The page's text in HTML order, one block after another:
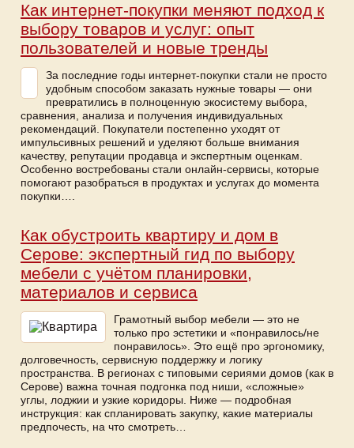
Как интернет-покупки меняют подход к
выбору товаров и услуг: опыт
пользователей и новые тренды
За последние годы интернет-покупки стали не просто
удобным способом заказать нужные товары — они
превратились в полноценную экосистему выбора,
сравнения, анализа и получения индивидуальных
рекомендаций. Покупатели постепенно уходят от
импульсивных решений и уделяют больше внимания
качеству, репутации продавца и экспертным оценкам.
Особенно востребованы стали онлайн-сервисы, которые
помогают разобраться в продуктах и услугах до момента
покупки….
Как обустроить квартиру и дом в
Серове: экспертный гид по выбору
мебели с учётом планировки,
материалов и сервиса
Грамотный выбор мебели — это не
только про эстетики и «понравилось/не
понравилось». Это ещё про эргономику,
долговечность, сервисную поддержку и логику
пространства. В регионах с типовыми сериями домов (как в
Серове) важна точная подгонка под ниши, «сложные»
углы, лоджии и узкие коридоры. Ниже — подробная
инструкция: как спланировать закупку, какие материалы
предпочесть, на что смотреть…